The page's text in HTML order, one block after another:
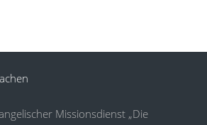
Missionsdienst „Die